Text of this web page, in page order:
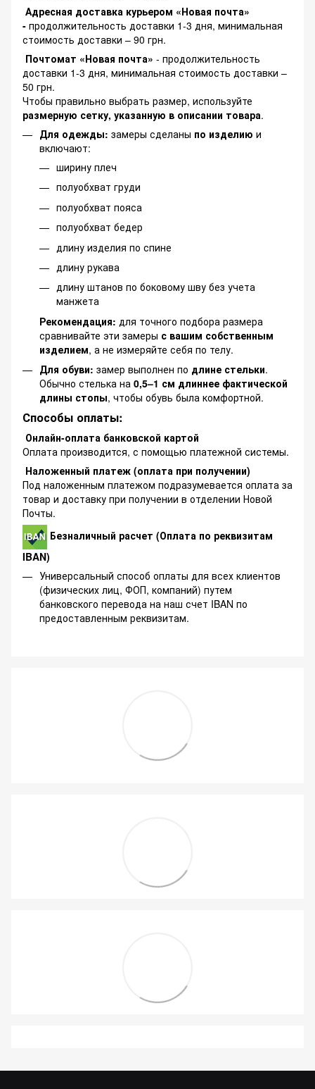
Адресная доставка курьером «Новая почта»
- продолжительность доставки 1-3 дня, минимальная
стоимость доставки – 90 грн.
Почтомат «Новая почта» - продолжительность
доставки 1-3 дня, минимальная стоимость доставки –
50 грн.
Чтобы правильно выбрать размер, используйте
размерную сетку, указанную в описании товара.
Для одежды: замеры сделаны по изделию и
включают:
ширину плеч
полуобхват груди
полуобхват пояса
полуобхват бедер
длину изделия по спине
длину рукава
длину штанов по боковому шву без учета
манжета
Рекомендация: для точного подбора размера
сравнивайте эти замеры с вашим собственным
изделием, а не измеряйте себя по телу.
Для обуви: замер выполнен по длине стельки.
Обычно стелька на 0,5–1 см длиннее фактической
длины стопы, чтобы обувь была комфортной.
Способы оплаты:
Онлайн-оплата банковской картой
Оплата производится, с помощью платежной системы.
Наложенный платеж (оплата при получении)
Под наложенным платежом подразумевается оплата за
товар и доставку при получении в отделении Новой
Почты.
Безналичный расчет (Оплата по реквизитам
IBAN)
Универсальный способ оплаты для всех клиентов
(физических лиц, ФОП, компаний) путем
банковского перевода на наш счет IBAN по
предоставленным реквизитам.